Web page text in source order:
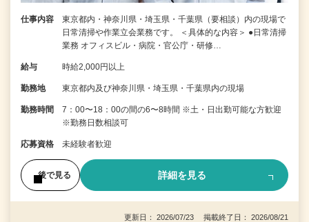
仕事内容
東京都内・神奈川県・埼玉県・千葉県（要相談）内の現場で
日常清掃や作業立会業務です。 ＜具体的な内容＞ ●日常清掃
業務 オフィスビル・病院・官公庁・研修…
給与 時給2,000円以上
勤務地 東京都内及び神奈川県・埼玉県・千葉県内の現場
勤務時間
7：00〜18：00の間の6〜8時間 ※土・日出勤可能な方歓迎
※勤務日数相談可
応募資格 未経験者歓迎
後で見る 詳細を見る
更新日： 2026/07/23 掲載終了日： 2026/08/21